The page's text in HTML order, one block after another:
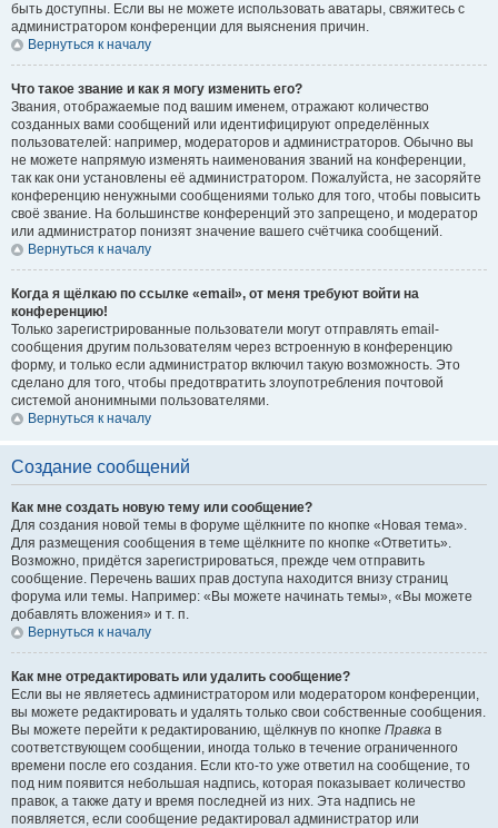
быть доступны. Если вы не можете использовать аватары, свяжитесь с
администратором конференции для выяснения причин.
Вернуться к началу
Что такое звание и как я могу изменить его?
Звания, отображаемые под вашим именем, отражают количество
созданных вами сообщений или идентифицируют определённых
пользователей: например, модераторов и администраторов. Обычно вы
не можете напрямую изменять наименования званий на конференции,
так как они установлены её администратором. Пожалуйста, не засоряйте
конференцию ненужными сообщениями только для того, чтобы повысить
своё звание. На большинстве конференций это запрещено, и модератор
или администратор понизят значение вашего счётчика сообщений.
Вернуться к началу
Когда я щёлкаю по ссылке «email», от меня требуют войти на
конференцию!
Только зарегистрированные пользователи могут отправлять email-
сообщения другим пользователям через встроенную в конференцию
форму, и только если администратор включил такую возможность. Это
сделано для того, чтобы предотвратить злоупотребления почтовой
системой анонимными пользователями.
Вернуться к началу
Создание сообщений
Как мне создать новую тему или сообщение?
Для создания новой темы в форуме щёлкните по кнопке «Новая тема».
Для размещения сообщения в теме щёлкните по кнопке «Ответить».
Возможно, придётся зарегистрироваться, прежде чем отправить
сообщение. Перечень ваших прав доступа находится внизу страниц
форума или темы. Например: «Вы можете начинать темы», «Вы можете
добавлять вложения» и т. п.
Вернуться к началу
Как мне отредактировать или удалить сообщение?
Если вы не являетесь администратором или модератором конференции,
вы можете редактировать и удалять только свои собственные сообщения.
Вы можете перейти к редактированию, щёлкнув по кнопке Правка в
соответствующем сообщении, иногда только в течение ограниченного
времени после его создания. Если кто-то уже ответил на сообщение, то
под ним появится небольшая надпись, которая показывает количество
правок, а также дату и время последней из них. Эта надпись не
появляется, если сообщение редактировал администратор или